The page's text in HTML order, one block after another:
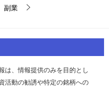
副業
は、情報提供のみを目的とし
活動の勧誘や特定の銘柄への